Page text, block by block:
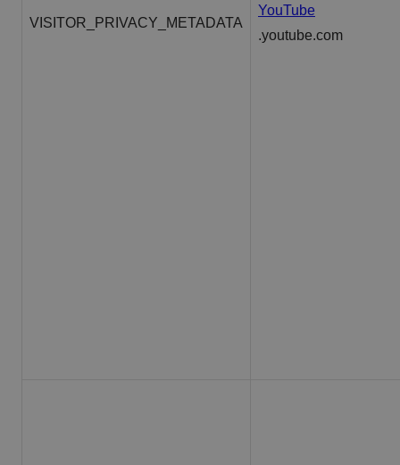
VISITOR_PRIVACY_METADATA
YouTube
.youtube.com